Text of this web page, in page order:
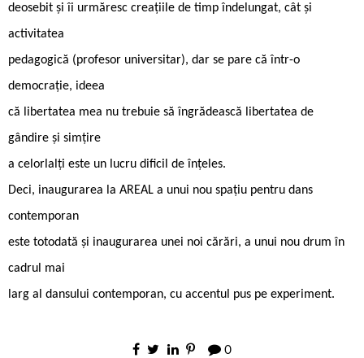
deosebit și îi urmăresc creațiile de timp îndelungat, cât și
activitatea
pedagogică (profesor universitar), dar se pare că într-o
democrație, ideea
că libertatea mea nu trebuie să îngrădească libertatea de
gândire și simțire
a celorlalți este un lucru dificil de înțeles.
Deci, inaugurarea la AREAL a unui nou spațiu pentru dans
contemporan
este totodată și inaugurarea unei noi cărări, a unui nou drum în
cadrul mai
larg al dansului contemporan, cu accentul pus pe experiment.
0